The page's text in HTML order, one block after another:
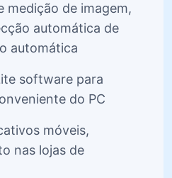
medição de imagem,
automática de
automática
software para
do PC
móveis,
nas lojas de